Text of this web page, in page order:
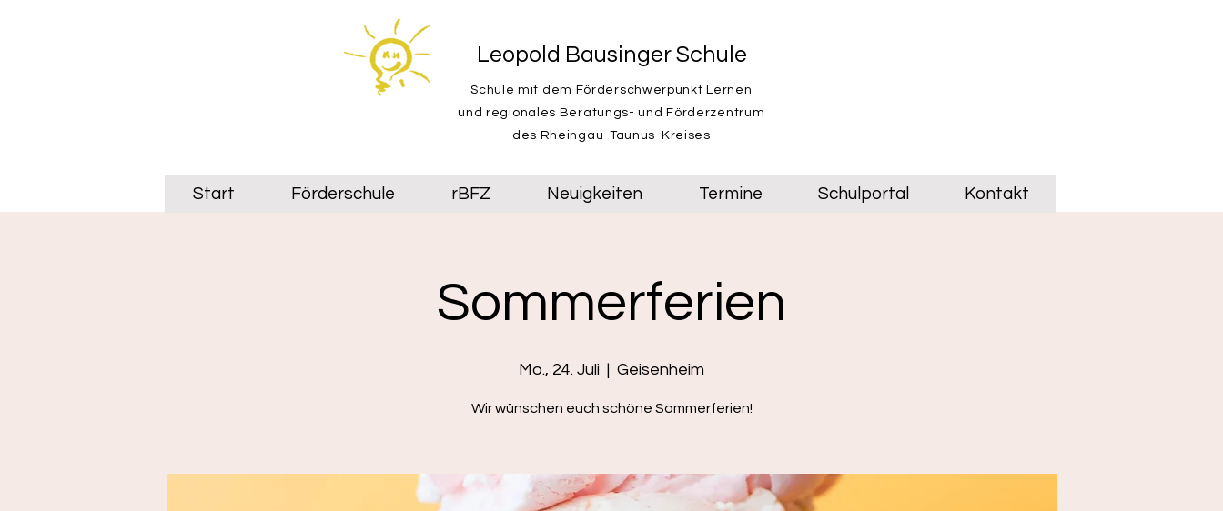
Leopold Bausinger Schule
Schule mit dem Förderschwerpunkt Lernen
und regionales Beratungs- und Förderzentrum
des Rheingau-Taunus-Kreises
Start Förderschule rBFZ Neuigkeiten Termine Schulportal Kontakt
Sommerferien
Mo., 24. Juli
  |
Geisenheim
Wir wünschen euch schöne Sommerferien!